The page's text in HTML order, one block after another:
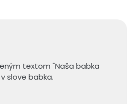
textom "Naša babka
slove babka.